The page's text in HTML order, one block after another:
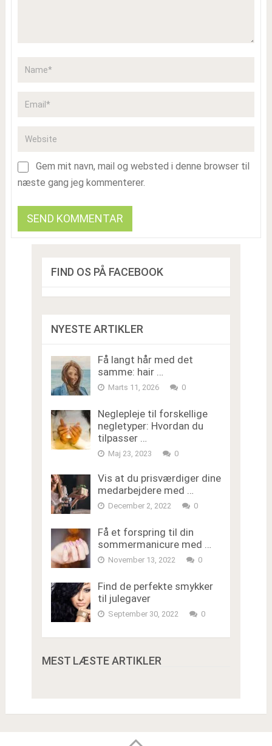
Gem mit navn, mail og websted i denne browser til
næste gang jeg kommenterer.
FIND OS PÅ FACEBOOK
NYESTE ARTIKLER
Få langt hår med det
samme: hair …
Marts 11, 2026 0
Neglepleje til forskellige
negletyper: Hvordan du
tilpasser …
Maj 23, 2023 0
Vis at du prisværdiger dine
medarbejdere med …
December 2, 2022 0
Få et forspring til din
sommermanicure med …
November 13, 2022 0
Find de perfekte smykker
til julegaver
September 30, 2022 0
MEST LÆSTE ARTIKLER